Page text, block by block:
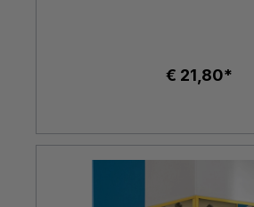
€ 21,80*